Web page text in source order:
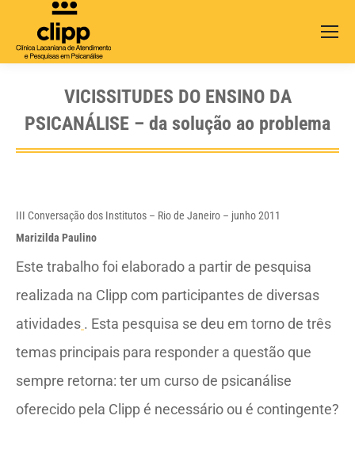
VICISSITUDES DO ENSINO DA
PSICANÁLISE – da solução ao problema
III Conversação dos Institutos – Rio de Janeiro – junho 2011
Marizilda Paulino
Este trabalho foi elaborado a partir de pesquisa
realizada na Clipp com participantes de diversas
atividades . Esta pesquisa se deu em torno de três
temas principais para responder a questão que
sempre retorna: ter um curso de psicanálise
oferecido pela Clipp é necessário ou é contingente?